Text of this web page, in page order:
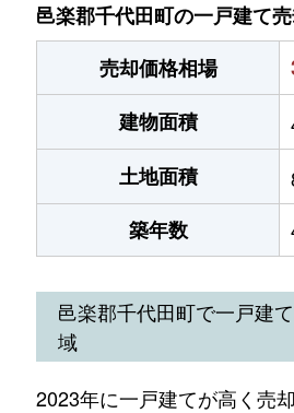
邑楽郡千代田町の一戸建て
売却価格相場
建物面積
土地面積
築年数
邑楽郡千代田町で一戸建
域
2023年に一戸建てが高く売